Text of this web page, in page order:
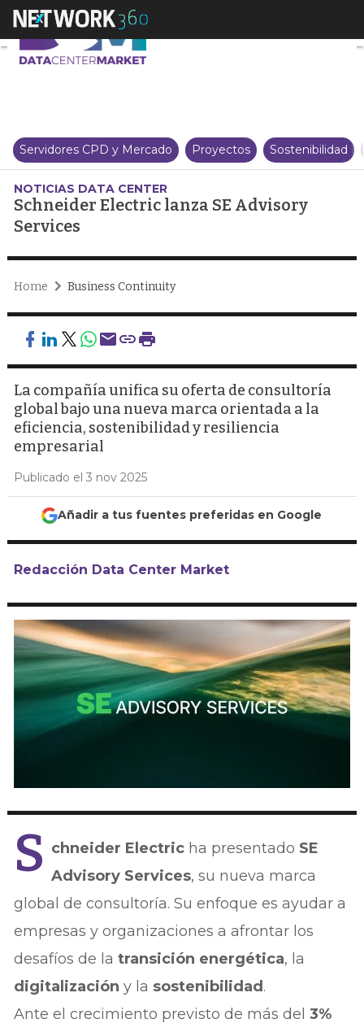
Schneider Electric lanza SE
Servidores CPD y Mercado Proyectos Sostenibilidad
NOTICIAS DATA CENTER
Schneider Electric lanza SE Advisory
Services
Home Business Continuity
La compañía unifica su oferta de consultoría
global bajo una nueva marca orientada a la
eficiencia, sostenibilidad y resiliencia
empresarial
Publicado el 3 nov 2025
Añadir a tus fuentes preferidas en Google
Redacción Data Center Market
S chneider Electric ha presentado SE
Advisory Services, su nueva marca
global de consultoría. Su enfoque es ayudar a
empresas y organizaciones a afrontar los
desafíos de latransición energética, la
digitalización y la sostenibilidad .
Ante el crecimiento previsto de más del3%